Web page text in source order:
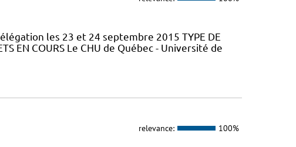
les 23 et 24 septembre 2015 TYPE DE
EN COURS Le CHU de Québec - Université de
relevance: 100%